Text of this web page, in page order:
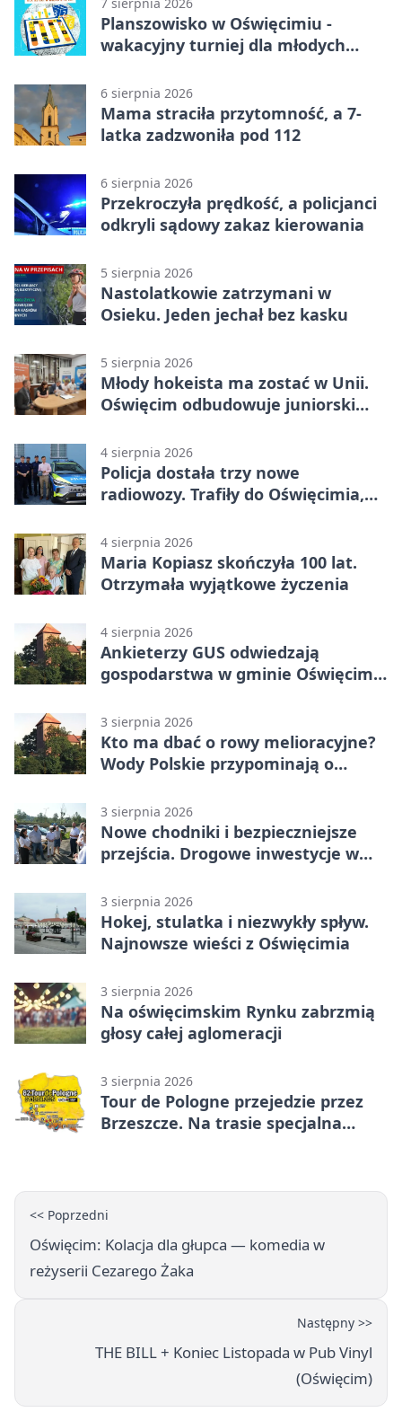
7 sierpnia 2026
Planszowisko w Oświęcimiu -
wakacyjny turniej dla młodych
6 sierpnia 2026
Mama straciła przytomność, a 7-
latka zadzwoniła pod 112
6 sierpnia 2026
Przekroczyła prędkość, a policjanci
odkryli sądowy zakaz kierowania
5 sierpnia 2026
Nastolatkowie zatrzymani w
Osieku. Jeden jechał bez kasku
5 sierpnia 2026
Młody hokeista ma zostać w Unii.
Oświęcim odbudowuje juniorski
4 sierpnia 2026
Policja dostała trzy nowe
radiowozy. Trafiły do Oświęcimia,
4 sierpnia 2026
Maria Kopiasz skończyła 100 lat.
Otrzymała wyjątkowe życzenia
4 sierpnia 2026
Ankieterzy GUS odwiedzają
gospodarstwa w gminie Oświęcim.
3 sierpnia 2026
Kto ma dbać o rowy melioracyjne?
Wody Polskie przypominają o
3 sierpnia 2026
Nowe chodniki i bezpieczniejsze
przejścia. Drogowe inwestycje w
3 sierpnia 2026
Hokej, stulatka i niezwykły spływ.
Najnowsze wieści z Oświęcimia
3 sierpnia 2026
Na oświęcimskim Rynku zabrzmią
głosy całej aglomeracji
3 sierpnia 2026
Tour de Pologne przejedzie przez
Brzeszcze. Na trasie specjalna
<< Poprzedni
Oświęcim: Kolacja dla głupca — komedia w
reżyserii Cezarego Żaka
Następny >>
THE BILL + Koniec Listopada w Pub Vinyl
(Oświęcim)